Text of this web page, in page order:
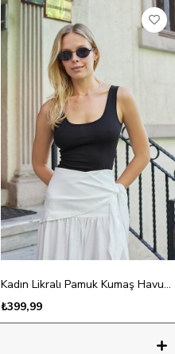
Kadın Likralı Pamuk Kumaş Havuz Yaka Bluz Body-Siyah
₺399,99